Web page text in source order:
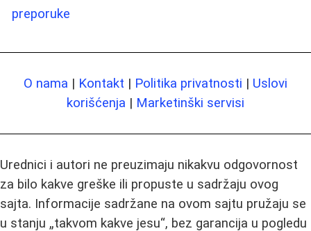
preporuke
O nama | Kontakt | Politika privatnosti | Uslovi
korišćenja | Marketinški servisi
Urednici i autori ne preuzimaju nikakvu odgovornost
za bilo kakve greške ili propuste u sadržaju ovog
sajta. Informacije sadržane na ovom sajtu pružaju se
u stanju „takvom kakve jesu“, bez garancija u pogledu